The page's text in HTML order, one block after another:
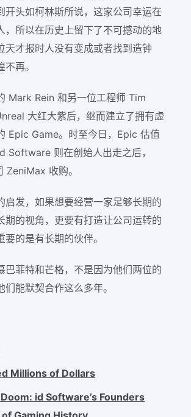
开头如柯林斯所说，这家公司幸运在
，所以在历史上留下了不可撼动的地
天才报时人没有变成或者找到造钟
再。
Mark Rein 和另一位工程师 Tim
大红大紫后，继而建立了拥有虚
Epic Game。时至今日，Epic 估值
Software 则在创始人出走之后，
收购。
启发，如果想要经营一家足够长期的
期的视角，更要有打造让公司运转的
要的是有长期的伙伴。
巴菲特和芒格，不是因为他们两位的
能默契合作这么多年。
Millions of Dollars
id Software’s Founders